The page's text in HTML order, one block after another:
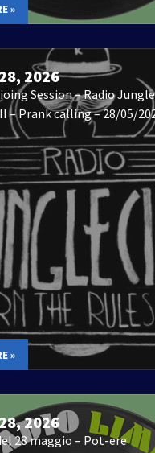
»
2026
Session – Radio
– Prank calling – 28/05/
»
2026
28 maggio – Pot-ere